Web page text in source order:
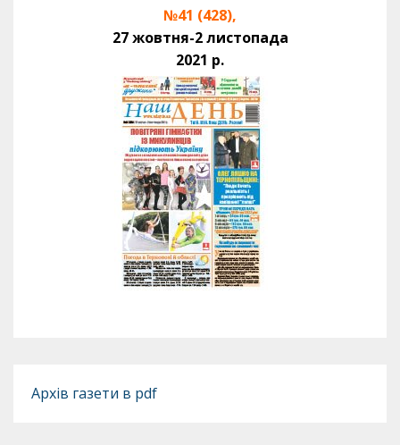
№41 (428),
27 жовтня-2 листопада
2021 р.
Архів газети в pdf